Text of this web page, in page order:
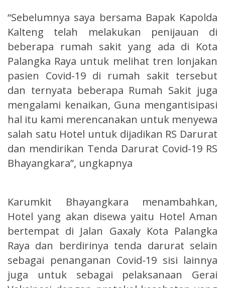
“Sebelumnya saya bersama Bapak Kapolda
Kalteng telah melakukan penijauan di
beberapa rumah sakit yang ada di Kota
Palangka Raya untuk melihat tren lonjakan
pasien Covid-19 di rumah sakit tersebut
dan ternyata beberapa Rumah Sakit juga
mengalami kenaikan, Guna mengantisipasi
hal itu kami merencanakan untuk menyewa
salah satu Hotel untuk dijadikan RS Darurat
dan mendirikan Tenda Darurat Covid-19 RS
Bhayangkara”, ungkapnya
Karumkit Bhayangkara menambahkan,
Hotel yang akan disewa yaitu Hotel Aman
bertempat di Jalan Gaxaly Kota Palangka
Raya dan berdirinya tenda darurat selain
sebagai penanganan Covid-19 sisi lainnya
juga untuk sebagai pelaksanaan Gerai